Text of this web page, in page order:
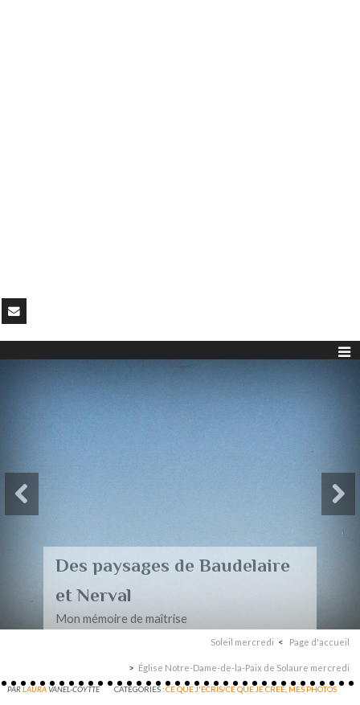
Des paysages de Baudelaire
et Nerval
Mon mémoire de maîtrise
Soleil mercredi Page d'accueil
Église Notre-Dame-de-la-Paix de Solaure mercredi
PARLAURAVANEL-COYTTE CATÉGORIES :CE QUE J'ECRIS/CE QUE JE CREE MES PHOTOS